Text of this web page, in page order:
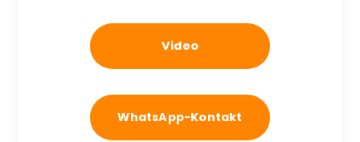
Video
WhatsApp-Kontakt